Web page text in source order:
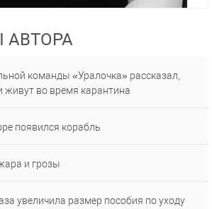
АВТОРА
команды «Уралочка» рассказал,
живут во время карантина
появился корабль
и грозы
увеличила размер пособия по уходу